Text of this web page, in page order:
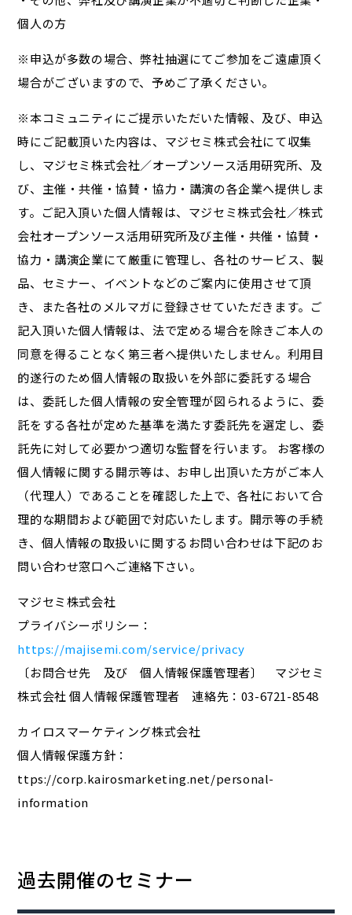
個人の方
※申込が多数の場合、弊社抽選にてご参加をご遠慮頂く
場合がございますので、予めご了承ください。
※本コミュニティにご提示いただいた情報、及び、申込
時にご記載頂いた内容は、マジセミ株式会社にて収集
し、マジセミ株式会社／オープンソース活用研究所、及
び、主催・共催・協賛・協力・講演の各企業へ提供しま
す。ご記入頂いた個人情報は、マジセミ株式会社／株式
会社オープンソース活用研究所及び主催・共催・協賛・
協力・講演企業にて厳重に管理し、各社のサービス、製
品、セミナー、イベントなどのご案内に使用させて頂
き、また各社のメルマガに登録させていただきます。ご
記入頂いた個人情報は、法で定める場合を除きご本人の
同意を得ることなく第三者へ提供いたしません。利用目
的遂行のため個人情報の取扱いを外部に委託する場合
は、委託した個人情報の安全管理が図られるように、委
託をする各社が定めた基準を満たす委託先を選定し、委
託先に対して必要かつ適切な監督を行います。 お客様の
個人情報に関する開示等は、お申し出頂いた方がご本人
（代理人）であることを確認した上で、各社において合
理的な期間および範囲で対応いたします。開示等の手続
き、個人情報の取扱いに関するお問い合わせは下記のお
問い合わせ窓口へご連絡下さい。
マジセミ株式会社
プライバシーポリシー：
https://majisemi.com/service/privacy
〔お問合せ先 及び 個人情報保護管理者〕 マジセミ
株式会社 個人情報保護管理者 連絡先：03-6721-8548
カイロスマーケティング株式会社
個人情報保護方針：
ttps://corp.kairosmarketing.net/personal-
information
過去開催のセミナー